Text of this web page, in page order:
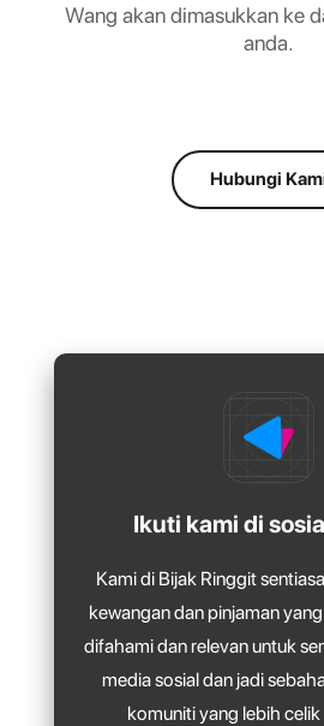
Wang akan dimasukkan ke
anda.
Hubungi
Ikuti kami di
Kami di Bijak Ringgit
kewangan dan pinjaman
difahami dan relevan untuk
media sosial dan jadi
komuniti yang lebih